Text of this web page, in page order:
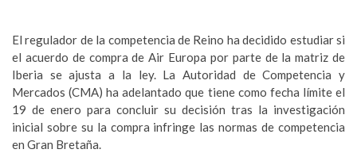
El regulador de la competencia de Reino ha decidido estudiar si
el acuerdo de compra de Air Europa por parte de la matriz de
Iberia se ajusta a la ley. La Autoridad de Competencia y
Mercados (CMA) ha adelantado que tiene como fecha límite el
19 de enero para concluir su decisión tras la investigación
inicial sobre su la compra infringe las normas de competencia
en Gran Bretaña.